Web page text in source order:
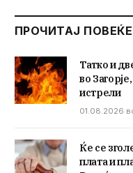
ПРОЧИТАЈ ПОВЕЌЕ
Татко и
во
истрели
01.08.2026
Ќе се
плата и